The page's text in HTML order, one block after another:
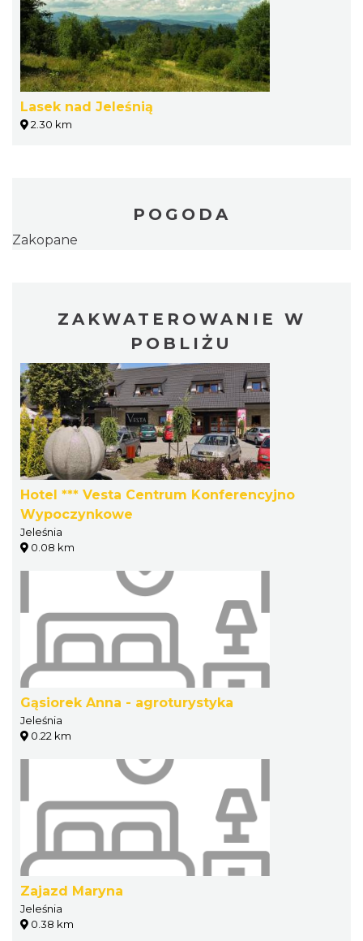
Lasek nad Jeleśnią
2.30 km
POGODA
Zakopane
ZAKWATEROWANIE W
POBLIŻU
Hotel *** Vesta Centrum Konferencyjno
Wypoczynkowe
Jeleśnia
0.08 km
Gąsiorek Anna - agroturystyka
Jeleśnia
0.22 km
Zajazd Maryna
Jeleśnia
0.38 km